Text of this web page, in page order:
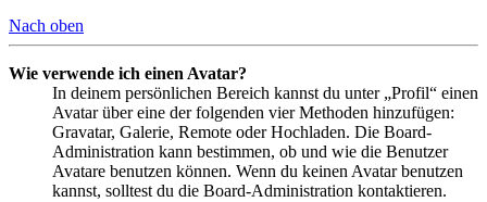
Nach oben
Wie verwende ich einen Avatar?
In deinem persönlichen Bereich kannst du unter „Profil“ einen
Avatar über eine der folgenden vier Methoden hinzufügen:
Gravatar, Galerie, Remote oder Hochladen. Die Board-
Administration kann bestimmen, ob und wie die Benutzer
Avatare benutzen können. Wenn du keinen Avatar benutzen
kannst, solltest du die Board-Administration kontaktieren.